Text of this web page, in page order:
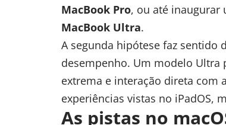
MacBook Pro, ou até inaugurar
MacBook Ultra.
A segunda hipótese faz sentido
desempenho. Um modelo
extrema e interação direta com
experiências vistas no iPadOS,
As pistas no